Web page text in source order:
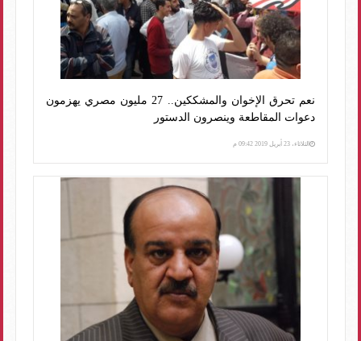
نعم تحرق الإخوان والمشككين.. 27 مليون مصري يهزمون
دعوات المقاطعة وينصرون الدستور
الثلاثاء، 23 أبريل 2019 09:42 م